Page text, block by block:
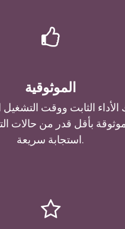
الموثوقية
الثابت ووقت
بأقل قدر من حالات
استجابة سريعة.